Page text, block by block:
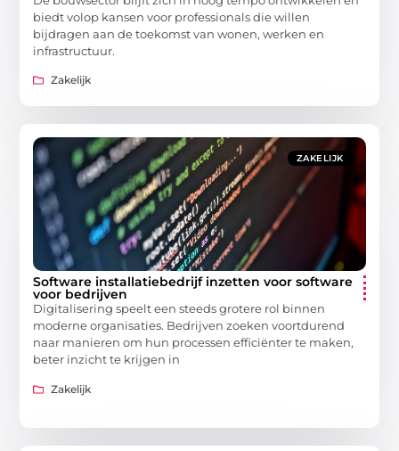
biedt volop kansen voor professionals die willen
bijdragen aan de toekomst van wonen, werken en
infrastructuur.
Zakelijk
ZAKELIJK
Software installatiebedrijf inzetten voor software
voor bedrijven
Digitalisering speelt een steeds grotere rol binnen
moderne organisaties. Bedrijven zoeken voortdurend
naar manieren om hun processen efficiënter te maken,
beter inzicht te krijgen in
Zakelijk